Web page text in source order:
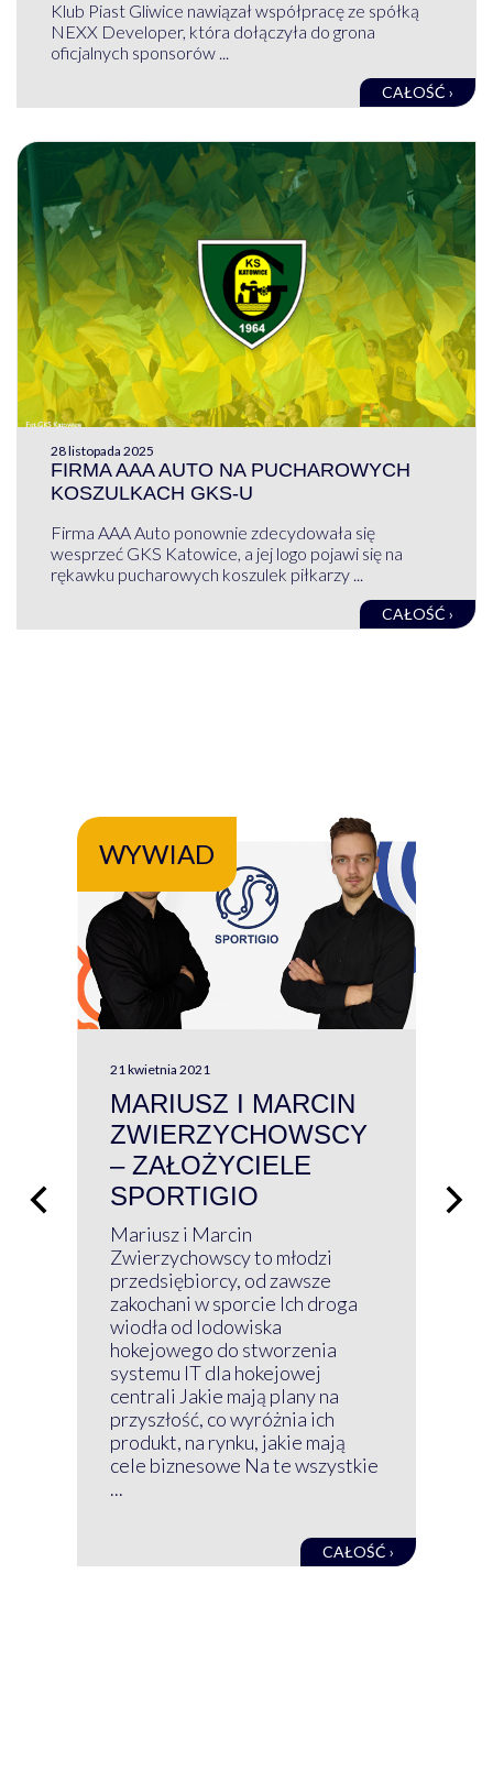
Klub Piast Gliwice nawiązał współpracę ze spółką
NEXX Developer, która dołączyła do grona
oficjalnych sponsorów ...
CAŁOŚĆ ›
28 listopada 2025
FIRMA AAA AUTO NA PUCHAROWYCH
KOSZULKACH GKS-U
Firma AAA Auto ponownie zdecydowała się
wesprzeć GKS Katowice, a jej logo pojawi się na
rękawku pucharowych koszulek piłkarzy ...
CAŁOŚĆ ›
WYWIAD
21 kwietnia 2021
MARIUSZ I MARCIN
ZWIERZYCHOWSCY
– ZAŁOŻYCIELE
SPORTIGIO
Mariusz i Marcin
Zwierzychowscy to młodzi
przedsiębiorcy, od zawsze
zakochani w sporcie Ich droga
wiodła od lodowiska
hokejowego do stworzenia
systemu IT dla hokejowej
centrali Jakie mają plany na
przyszłość, co wyróżnia ich
produkt, na rynku, jakie mają
cele biznesowe Na te wszystkie
...
CAŁOŚĆ ›